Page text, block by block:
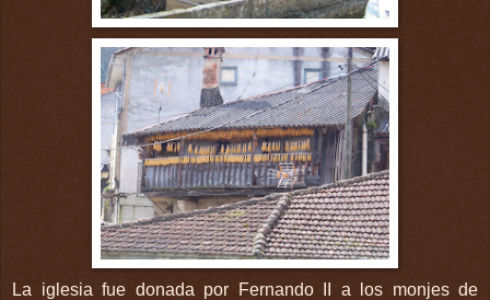
La iglesia fue donada por Fernando II a los monjes de